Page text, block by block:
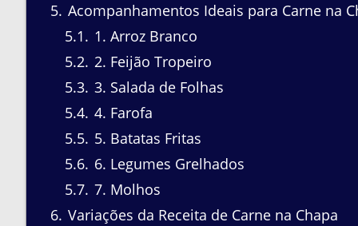
5 Acompanhamentos Ideais para Carne na
5.1
1. Arroz Branco
5.2 2. Feijão Tropeiro
5.3 3. Salada de Folhas
5.4 4. Farofa
5.5 5. Batatas Fritas
5.6 6. Legumes Grelhados
5.7 7. Molhos
6 Variações da Receita de Carne na Chapa